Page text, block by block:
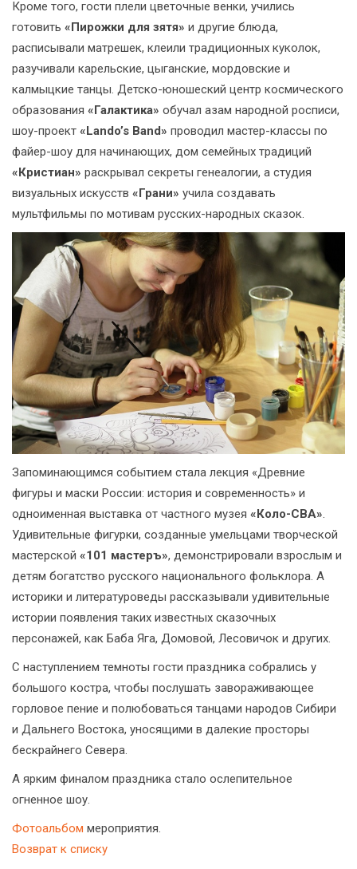
Кроме того, гости плели цветочные венки, учились
готовить «Пирожки для зятя» и другие блюда,
расписывали матрешек, клеили традиционных куколок,
разучивали карельские, цыганские, мордовские и
калмыцкие танцы. Детско-юношеский центр космического
образования «Галактика» обучал азам народной росписи,
шоу-проект «Lando’s Band» проводил мастер-классы по
файер-шоу для начинающих, дом семейных традиций
«Кристиан» раскрывал секреты генеалогии, а студия
визуальных искусств «Грани» учила создавать
мультфильмы по мотивам русских-народных сказок.
Запоминающимся событием стала лекция «Древние
фигуры и маски России: история и современность» и
одноименная выставка от частного музея «Коло-СВА».
Удивительные фигурки, созданные умельцами творческой
мастерской «101 мастеръ», демонстрировали взрослым и
детям богатство русского национального фольклора. А
историки и литературоведы рассказывали удивительные
истории появления таких известных сказочных
персонажей, как Баба Яга, Домовой, Лесовичок и других.
С наступлением темноты гости праздника собрались у
большого костра, чтобы послушать завораживающее
горловое пение и полюбоваться танцами народов Сибири
и Дальнего Востока, уносящими в далекие просторы
бескрайнего Севера.
А ярким финалом праздника стало ослепительное
огненное шоу.
Фотоальбом мероприятия.
Возврат к списку